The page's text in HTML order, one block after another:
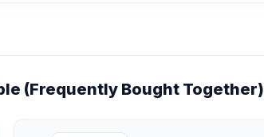
(Frequently Bought Together)